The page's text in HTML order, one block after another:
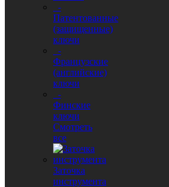
-
Патентованные
(защищенные)
ключи
-
Французские
(английские)
ключи
-
Финские
ключи
Смотреть
все
Заточка
инструмента